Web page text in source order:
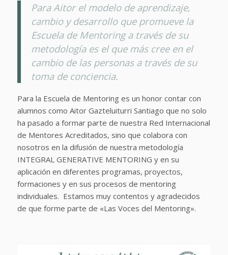
Para Aitor el modelo de aprendizaje,
cambio y desarrollo que promueve la
Escuela de Mentoring a través de su
metodología es el que más cree en el
cambio de las personas a través de su
toma de conciencia.
Para la Escuela de Mentoring es un honor contar con
alumnos como Aitor Gazteluiturri Santiago que no solo
ha pasado a formar parte de nuestra Red Internacional
de Mentores Acreditados, sino que colabora con
nosotros en la difusión de nuestra metodología
INTEGRAL GENERATIVE MENTORING y en su
aplicación en diferentes programas, proyectos,
formaciones y en sus procesos de mentoring
individuales. Estamos muy contentos y agradecidos
de que forme parte de «Las Voces del Mentoring».